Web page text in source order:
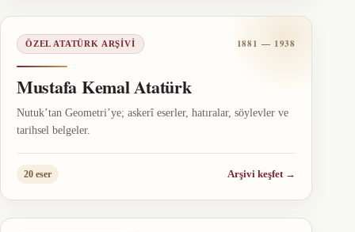
ÖZEL ATATÜRK ARŞIVI 1881 — 1938
Mustafa Kemal Atatürk
Nutuk’tan Geometri’ye; askerî eserler, hatıralar, söylevler ve
tarihsel belgeler.
20 eser Arşivi keşfet →